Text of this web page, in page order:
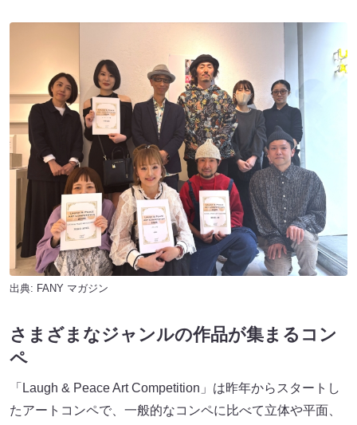
出典: FANY マガジン
さまざまなジャンルの作品が集まるコン
ペ
「Laugh & Peace Art Competition」は昨年からスタートし
たアートコンペで、一般的なコンペに比べて立体や平面、